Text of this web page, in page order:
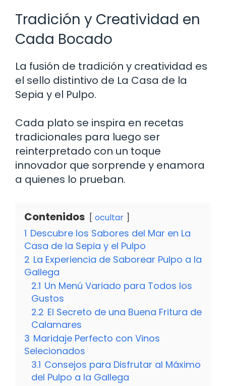
Tradición y Creatividad en
Cada Bocado
La fusión de tradición y creatividad es
el sello distintivo de La Casa de la
Sepia y el Pulpo.
Cada plato se inspira en recetas
tradicionales para luego ser
reinterpretado con un toque
innovador que sorprende y enamora
a quienes lo prueban.
Contenidos ocultar
1 Descubre los Sabores del Mar en La
Casa de la Sepia y el Pulpo
2 La Experiencia de Saborear Pulpo a la
Gallega
2.1 Un Menú Variado para Todos los
Gustos
2.2 El Secreto de una Buena Fritura de
Calamares
3 Maridaje Perfecto con Vinos
Selecionados
3.1 Consejos para Disfrutar al Máximo
del Pulpo a la Gallega